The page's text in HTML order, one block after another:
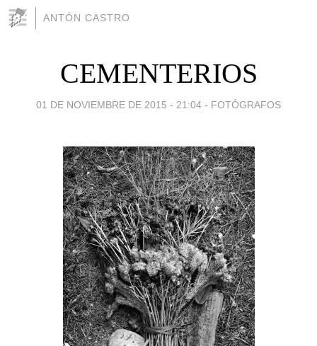
ANTÓN CASTRO
CEMENTERIOS
01 DE NOVIEMBRE DE 2015 - 21:04 - FOTÓGRAFOS